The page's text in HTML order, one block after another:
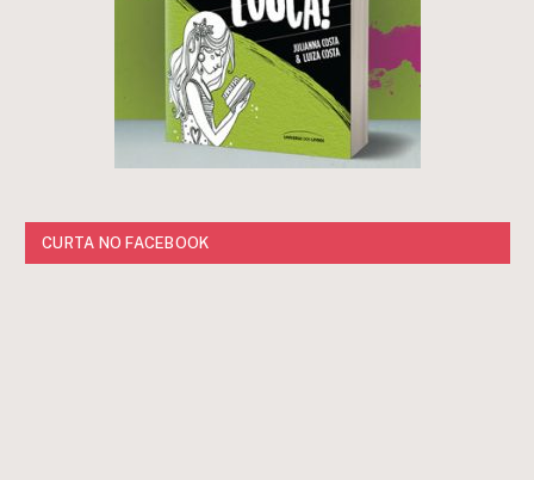
CURTA NO FACEBOOK